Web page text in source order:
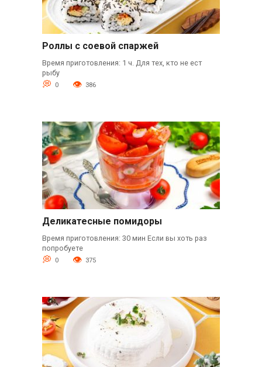
Роллы с соевой спаржей
Время приготовления: 1 ч. Для тех, кто не ест
рыбу
0 386
Деликатесные помидоры
Время приготовления: 30 мин Если вы хоть раз
попробуете
0 375